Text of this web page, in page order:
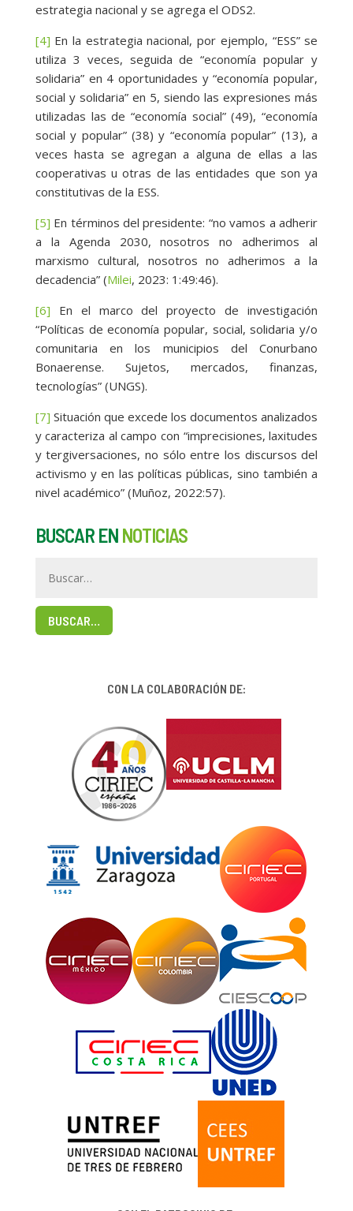
estrategia nacional y se agrega el ODS2.
[4] En la estrategia nacional, por ejemplo, “ESS” se
utiliza 3 veces, seguida de “economía popular y
solidaria” en 4 oportunidades y “economía popular,
social y solidaria” en 5, siendo las expresiones más
utilizadas las de “economía social” (49), “economía
social y popular” (38) y “economía popular” (13), a
veces hasta se agregan a alguna de ellas a las
cooperativas u otras de las entidades que son ya
constitutivas de la ESS.
[5] En términos del presidente: “no vamos a adherir
a la Agenda 2030, nosotros no adherimos al
marxismo cultural, nosotros no adherimos a la
decadencia” (Milei, 2023: 1:49:46).
[6] En el marco del proyecto de investigación
“Políticas de economía popular, social, solidaria y/o
comunitaria en los municipios del Conurbano
Bonaerense. Sujetos, mercados, finanzas,
tecnologías” (UNGS).
[7] Situación que excede los documentos analizados
y caracteriza al campo con “imprecisiones, laxitudes
y tergiversaciones, no sólo entre los discursos del
activismo y en las políticas públicas, sino también a
nivel académico” (Muñoz, 2022:57).
BUSCAR EN NOTICIAS
BUSCAR…
CON LA COLABORACIÓN DE: